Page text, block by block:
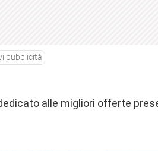
pubblicità
alle migliori offerte